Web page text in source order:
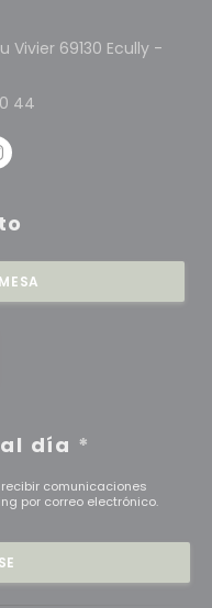
Vivier 69130 Ecully -
44
((abre en una
((abre en
día *
comunicaciones
por correo electrónico.